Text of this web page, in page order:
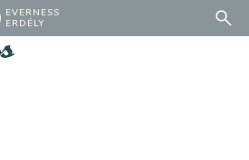
EVERNESS
ERDÉLY